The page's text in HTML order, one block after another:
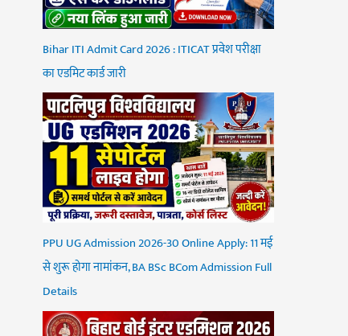
Bihar ITI Admit Card 2026 : ITICAT प्रवेश परीक्षा
का एडमिट कार्ड जारी
PPU UG Admission 2026-30 Online Apply: 11 मई
से शुरू होगा नामांकन, BA BSc BCom Admission Full
Details